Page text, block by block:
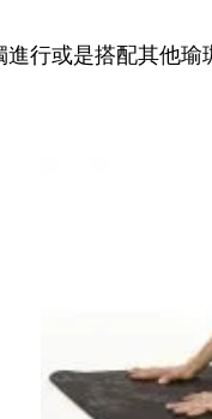
行或是搭配其他瑜